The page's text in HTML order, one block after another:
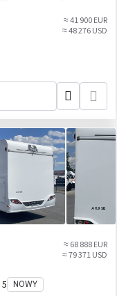
≈ 41 900 EUR
≈ 48 276 USD
≈ 68 888 EUR
≈ 79 371 USD
5 NOWY